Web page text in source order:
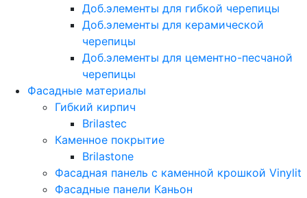
Доб.элементы для гибкой черепицы
Доб.элементы для керамической
черепицы
Доб.элементы для цементно-песчаной
черепицы
Фасадные материалы
Гибкий кирпич
Brilastec
Каменное покрытие
Brilastone
Фасадная панель с каменной крошкой Vinylit
Фасадные панели Каньон